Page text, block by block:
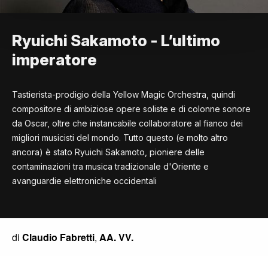
Ryuichi Sakamoto - L’ultimo
imperatore
Tastierista-prodigio della Yellow Magic Orchestra, quindi
compositore di ambiziose opere soliste e di colonne sonore
da Oscar, oltre che instancabile collaboratore al fianco dei
migliori musicisti del mondo. Tutto questo (e molto altro
ancora) è stato Ryuichi Sakamoto, pioniere delle
contaminazioni tra musica tradizionale d'Oriente e
avanguardie elettroniche occidentali
di Claudio Fabretti, AA. VV.